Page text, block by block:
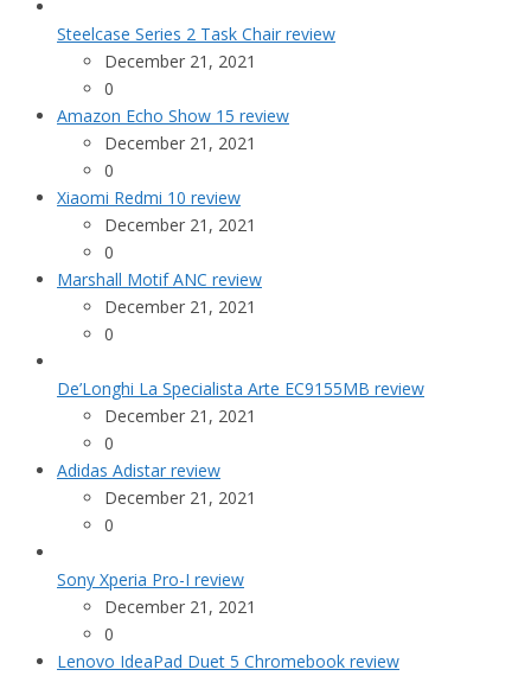
Steelcase Series 2 Task Chair review
December 21, 2021
0
Amazon Echo Show 15 review
December 21, 2021
0
Xiaomi Redmi 10 review
December 21, 2021
0
Marshall Motif ANC review
December 21, 2021
0
De’Longhi La Specialista Arte EC9155MB review
December 21, 2021
0
Adidas Adistar review
December 21, 2021
0
Sony Xperia Pro-I review
December 21, 2021
0
Lenovo IdeaPad Duet 5 Chromebook review